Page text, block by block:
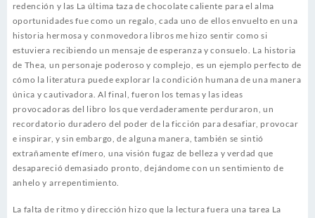
redención y las La última taza de chocolate caliente para el alma
oportunidades fue como un regalo, cada uno de ellos envuelto en una
historia hermosa y conmovedora libros me hizo sentir como si
estuviera recibiendo un mensaje de esperanza y consuelo. La historia
de Thea, un personaje poderoso y complejo, es un ejemplo perfecto de
cómo la literatura puede explorar la condición humana de una manera
única y cautivadora. Al final, fueron los temas y las ideas
provocadoras del libro los que verdaderamente perduraron, un
recordatorio duradero del poder de la ficción para desafiar, provocar
e inspirar, y sin embargo, de alguna manera, también se sintió
extrañamente efímero, una visión fugaz de belleza y verdad que
desapareció demasiado pronto, dejándome con un sentimiento de
anhelo y arrepentimiento.
La falta de ritmo y dirección hizo que la lectura fuera una tarea La